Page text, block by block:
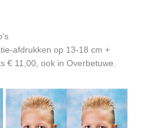
afdrukken op 13-18 cm +
€ 11,00, ook in Overbetuwe.